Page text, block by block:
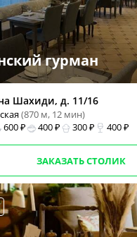
гурман
Шахиди, д. 11/16
(870 м, 12 мин)
600 ₽ 400 ₽ 300 ₽ 400 ₽
ЗАКАЗАТЬ СТОЛИК